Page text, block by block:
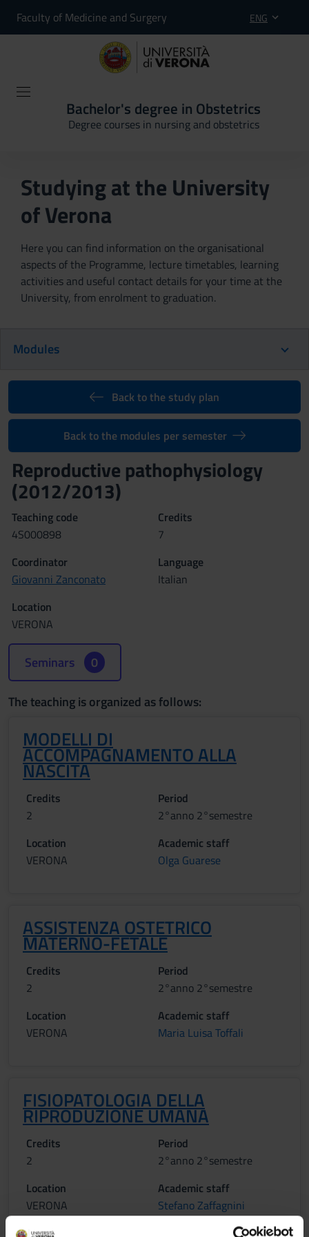
Faculty of Medicine and Surgery ENG
Bachelor's degree in Obstetrics
Degree courses in nursing and obstetrics
Studying at the University
of Verona
Here you can find information on the organisational
aspects of the Programme, lecture timetables, learning
activities and useful contact details for your time at the
University, from enrolment to graduation.
Modules
Back to the study plan
Back to the modules per semester
Reproductive pathophysiology
(2012/2013)
Teaching code
4S000898
Credits
7
Coordinator
Giovanni Zanconato
Language
Italian
Location
VERONA
Seminars 0
The teaching is organized as follows:
MODELLI DI
ACCOMPAGNAMENTO ALLA
NASCITA
Credits
2
Period
2°anno 2°semestre
Location
VERONA
Academic staff
Olga Guarese
ASSISTENZA OSTETRICO
MATERNO-FETALE
Credits
2
Period
2°anno 2°semestre
Location
VERONA
Academic staff
Maria Luisa Toffali
FISIOPATOLOGIA DELLA
RIPRODUZIONE UMANA
Credits
2
Period
2°anno 2°semestre
Location
VERONA
Academic staff
Stefano Zaffagnini